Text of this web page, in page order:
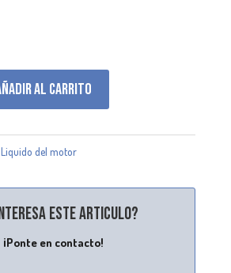
al carrito
del motor
este articulo?
¡Ponte en contacto!